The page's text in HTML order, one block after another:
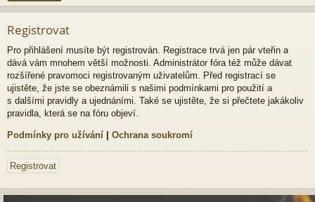
Registrovat
Pro přihlášení musíte být registrován. Registrace trvá jen pár vteřin a
dává vám mnohem větší možnosti. Administrátor fóra též může dávat
rozšířené pravomoci registrovaným uživatelům. Před registrací se
ujistěte, že jste se obeznámili s našimi podmínkami pro použití a
s dalšími pravidly a ujednáními. Také se ujistěte, že si přečtete jakákoliv
pravidla, která se na fóru objeví.
Podmínky pro užívání | Ochrana soukromí
Registrovat